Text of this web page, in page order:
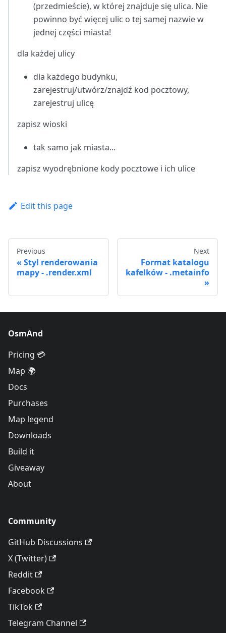
(przedmieście), w której znajduje się ulica. Nie
powinno być więcej ulic o tej samej nazwie w
jednej części miasta!
dla każdej ulicy
dla każdego budynku,
zarejestruj/utwórz/znajdź kod pocztowy,
zarejestruj ulicę
zapisz wioski
tak samo jak miasta...
zapisz wyodrębnione kody pocztowe i ich ulice
Edit this page
Previous
Styl renderowania
mapy - .render.xml
Next
Format katalogu
kafelków - .metainfo
OsmAnd
Pricing 💳
Map 🌍
Docs
Purchases
Map legend
Downloads
Build it
Giveaway
About
Community
GitHub Discussions
X (Twitter)
Reddit
Facebook
TikTok
Telegram Channel